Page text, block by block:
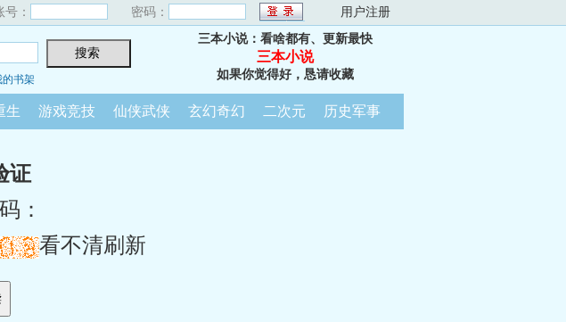
号： 密码： 用户注册
的书架
三本小说：看啥都有、更新最快
三本小说
如果你觉得好，恳请收藏
生 游戏竞技 仙侠武侠 玄幻奇幻 二次元 历史军事
证
：
看不清刷新